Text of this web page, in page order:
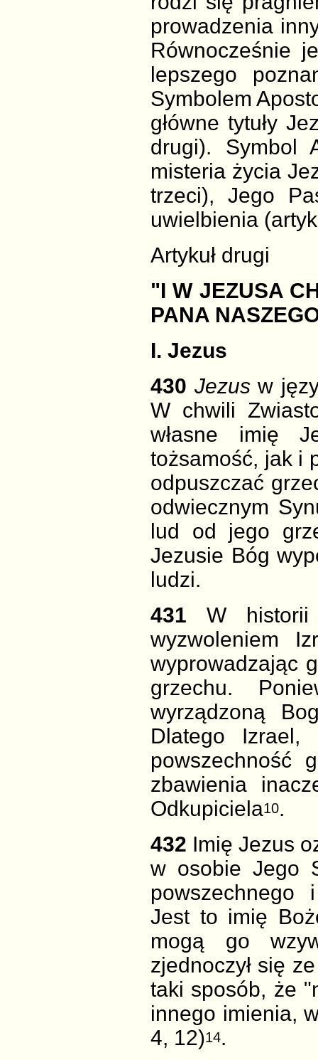
prowadzenia
Równocześnie
lepszego
Symbolem
główne tytuły
drugi). Symbol
misteria życia
trzeci), Jego
uwielbienia
Artykuł drugi
"I W JEZUSA
PANA
I. Jezus
430 Jezusw
W chwili
własne imię
tożsamość, jak i
odpuszczać
odwiecznym
lud od jego
Jezusie Bóg
ludzi.
431W
wyzwoleniem
wyprowadzając
grzechu.
wyrządzoną
Dlatego Izrael,
powszechność
zbawienia
Odkupiciela10.
432 Imię Jezus
w osobie Jego
powszechnego
Jest to imię
mogą go
zjednoczył się
taki sposób, że
innego imienia,
4, 12)14.